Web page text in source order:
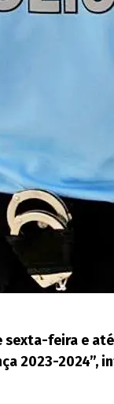
sexta-feira e
2023-2024”,